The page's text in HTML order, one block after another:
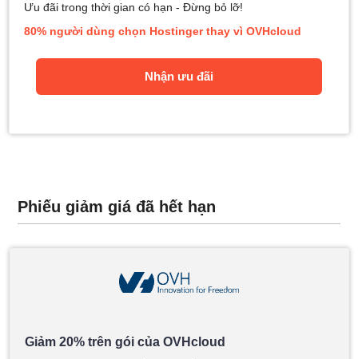
Ưu đãi trong thời gian có hạn - Đừng bỏ lỡ!
80% người dùng chọn Hostinger thay vì OVHcloud
Nhận ưu đãi
Phiếu giảm giá đã hết hạn
Giảm 20% trên gói của OVHcloud